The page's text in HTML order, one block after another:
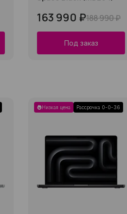
163 990 ₽188 990 ₽
Под заказ
Низкая цена Рассрочка 0-0-36